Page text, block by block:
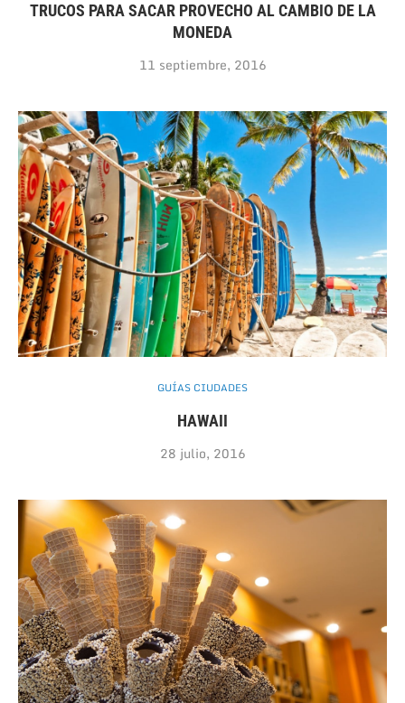
TRUCOS PARA SACAR PROVECHO AL CAMBIO DE LA
MONEDA
11 septiembre, 2016
GUÍAS CIUDADES
HAWAII
28 julio, 2016